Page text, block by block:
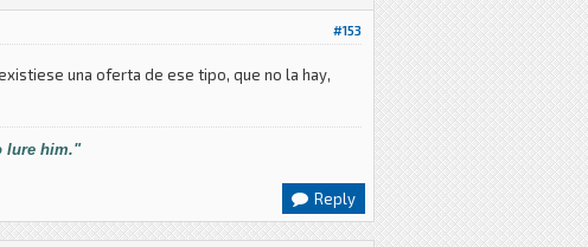
#153
una oferta de ese tipo, que no la hay,
lure him."
Reply